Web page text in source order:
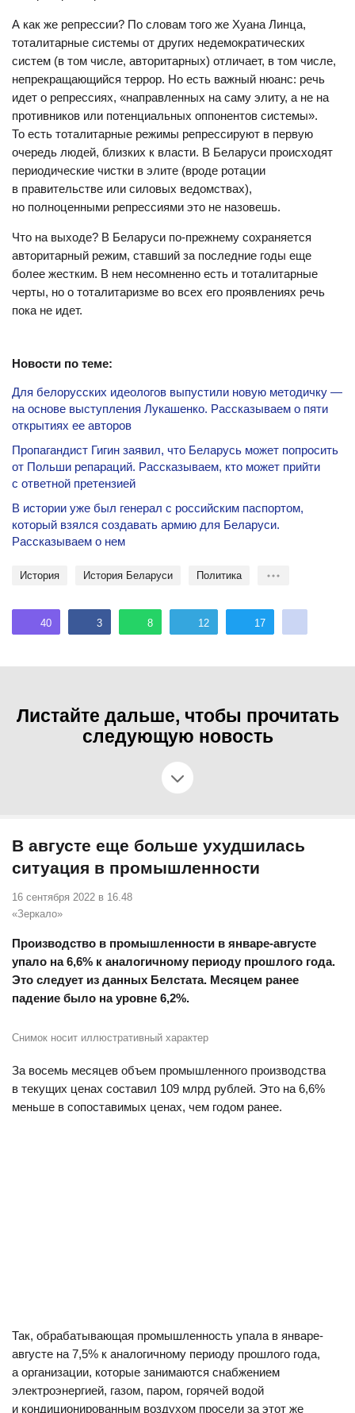
А как же репрессии? По словам того же Хуана Линца,
тоталитарные системы от других недемократических
систем (в том числе, авторитарных) отличает, в том числе,
непрекращающийся террор. Но есть важный нюанс: речь
идет о репрессиях, «направленных на саму элиту, а не на
противников или потенциальных оппонентов системы».
То есть тоталитарные режимы репрессируют в первую
очередь людей, близких к власти. В Беларуси происходят
периодические чистки в элите (вроде ротации
в правительстве или силовых ведомствах),
но полноценными репрессиями это не назовешь.
Что на выходе? В Беларуси по-прежнему сохраняется
авторитарный режим, ставший за последние годы еще
более жестким. В нем несомненно есть и тоталитарные
черты, но о тоталитаризме во всех его проявлениях речь
пока не идет.
Новости по теме:
Для белорусских идеологов выпустили новую методичку —
на основе выступления Лукашенко. Рассказываем о пяти
открытиях ее авторов
Пропагандист Гигин заявил, что Беларусь может попросить
от Польши репараций. Рассказываем, кто может прийти
с ответной претензией
В истории уже был генерал с российским паспортом,
который взялся создавать армию для Беларуси.
Рассказываем о нем
история история Беларуси политика
40 3 8 12 17
Листайте дальше, чтобы прочитать
следующую новость